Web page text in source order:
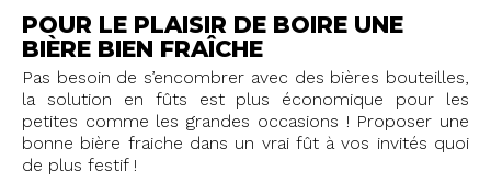
POUR LE PLAISIR DE BOIRE UNE
BIÈRE BIEN FRAÎCHE
Pas besoin de s’encombrer avec des bières bouteilles,
la solution en fûts est plus économique pour les
petites comme les grandes occasions ! Proposer une
bonne bière fraiche dans un vrai fût à vos invités quoi
de plus festif !